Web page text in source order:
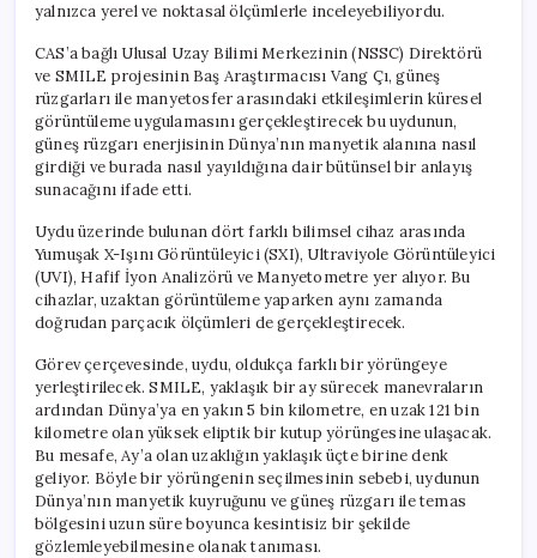
yalnızca yerel ve noktasal ölçümlerle inceleyebiliyordu.
CAS’a bağlı Ulusal Uzay Bilimi Merkezinin (NSSC) Direktörü
ve SMILE projesinin Baş Araştırmacısı Vang Çı, güneş
rüzgarları ile manyetosfer arasındaki etkileşimlerin küresel
görüntüleme uygulamasını gerçekleştirecek bu uydunun,
güneş rüzgarı enerjisinin Dünya’nın manyetik alanına nasıl
girdiği ve burada nasıl yayıldığına dair bütünsel bir anlayış
sunacağını ifade etti.
Uydu üzerinde bulunan dört farklı bilimsel cihaz arasında
Yumuşak X-Işını Görüntüleyici (SXI), Ultraviyole Görüntüleyici
(UVI), Hafif İyon Analizörü ve Manyetometre yer alıyor. Bu
cihazlar, uzaktan görüntüleme yaparken aynı zamanda
doğrudan parçacık ölçümleri de gerçekleştirecek.
Görev çerçevesinde, uydu, oldukça farklı bir yörüngeye
yerleştirilecek. SMILE, yaklaşık bir ay sürecek manevraların
ardından Dünya’ya en yakın 5 bin kilometre, en uzak 121 bin
kilometre olan yüksek eliptik bir kutup yörüngesine ulaşacak.
Bu mesafe, Ay’a olan uzaklığın yaklaşık üçte birine denk
geliyor. Böyle bir yörüngenin seçilmesinin sebebi, uydunun
Dünya’nın manyetik kuyruğunu ve güneş rüzgarı ile temas
bölgesini uzun süre boyunca kesintisiz bir şekilde
gözlemleyebilmesine olanak tanıması.